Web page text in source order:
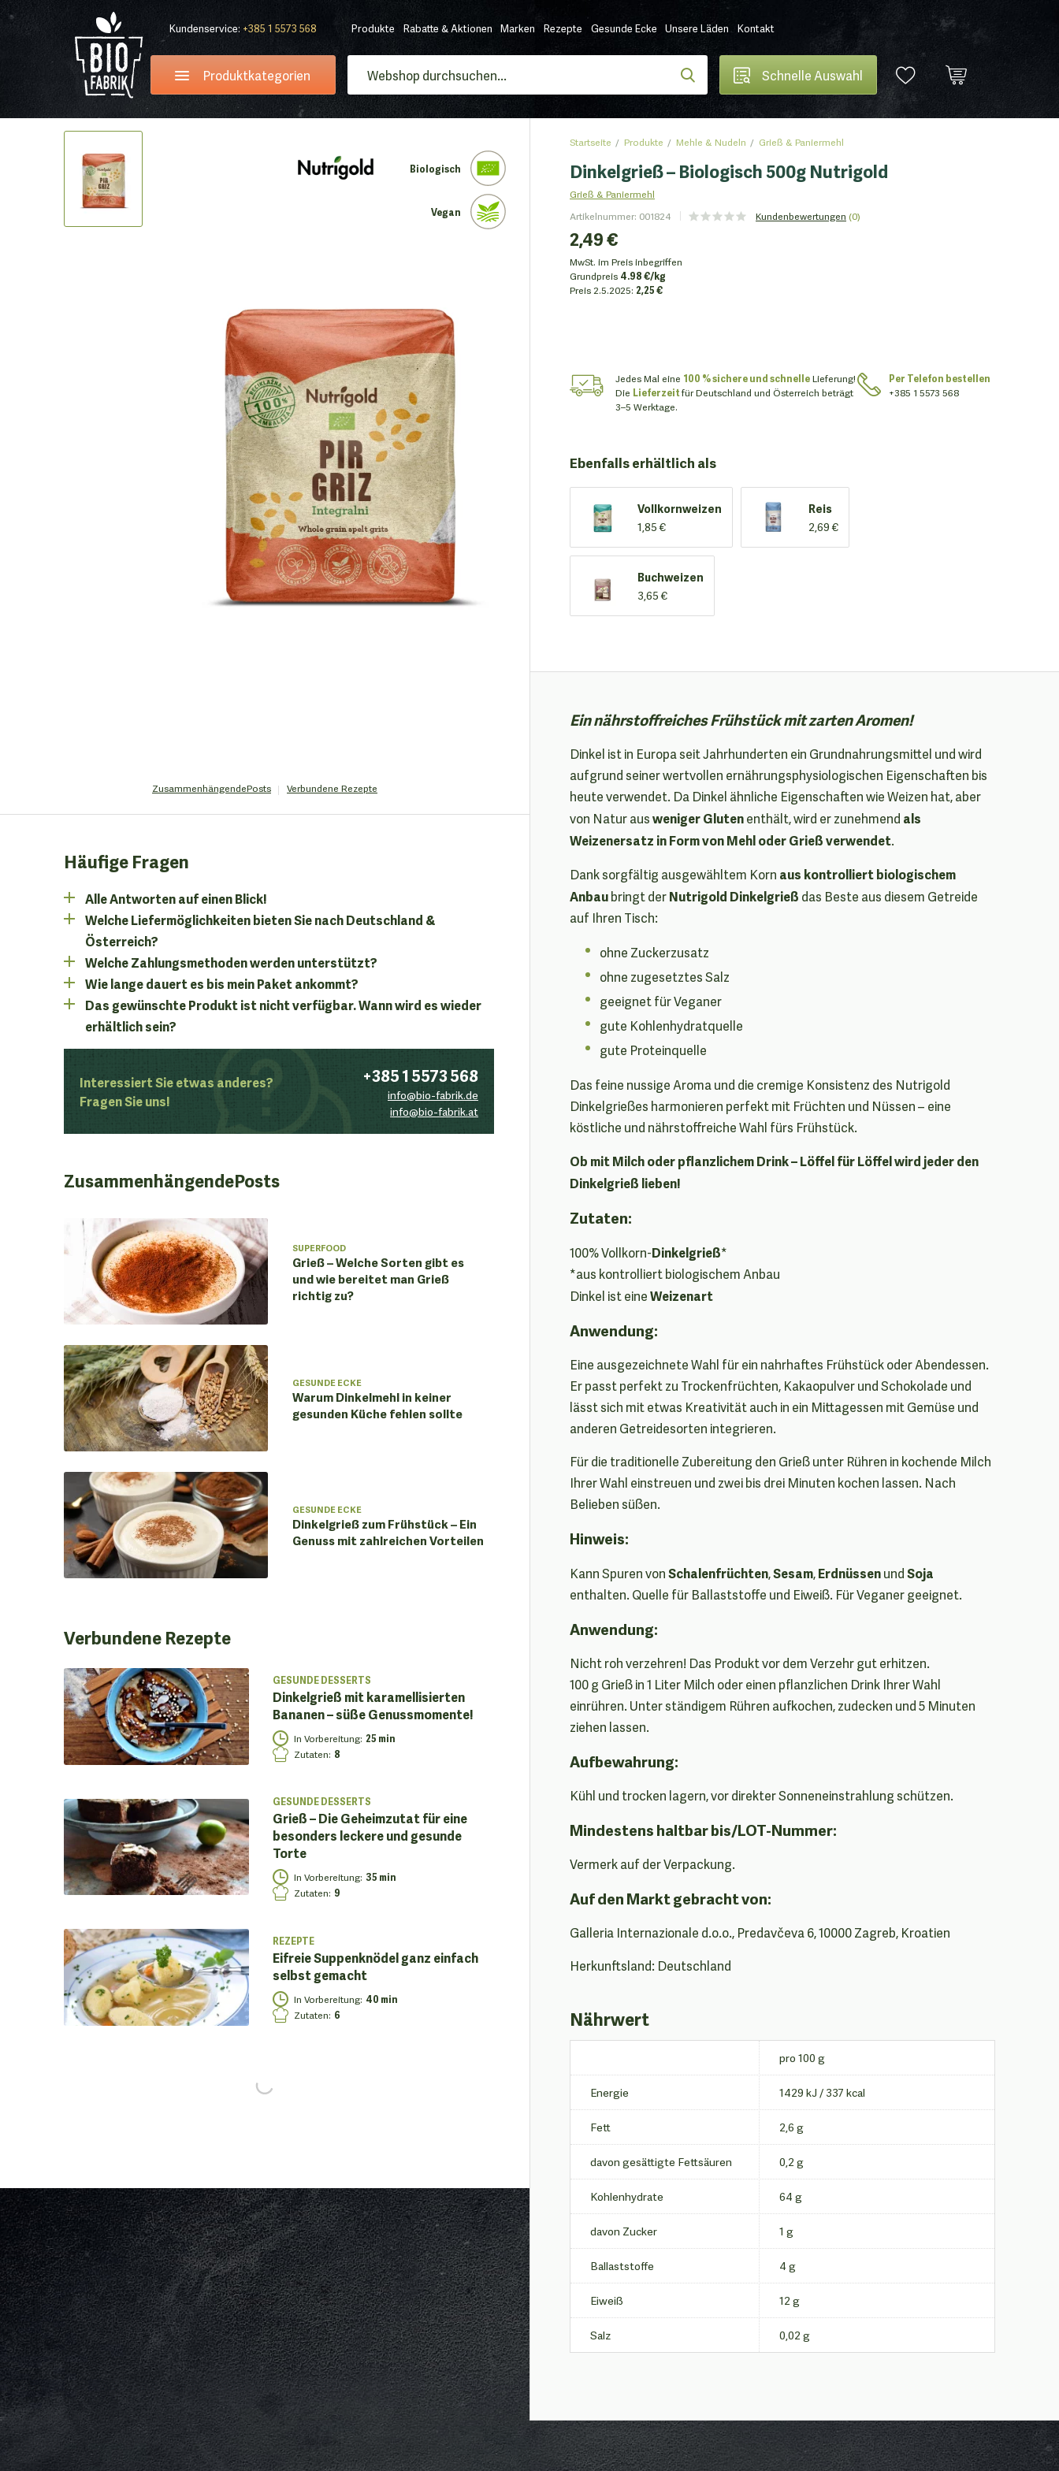
Kundenservice: +385 1 5573 568
Produktkategorien
Produkte Rabatte & Aktionen Marken Rezepte Gesunde Ecke Unsere Läden Kontakt
Schnelle Auswahl
Biologisch
Vegan
ZusammenhängendePosts Verbundene Rezepte
Häufige Fragen
Alle Antworten auf einen Blick!
Welche Liefermöglichkeiten bieten Sie nach Deutschland &
Österreich?
Welche Zahlungsmethoden werden unterstützt?
Wie lange dauert es bis mein Paket ankommt?
Das gewünschte Produkt ist nicht verfügbar. Wann wird es wieder
erhältlich sein?
Interessiert Sie etwas anderes?
Fragen Sie uns!
+385 1 5573 568
info@bio-fabrik.de
info@bio-fabrik.at
ZusammenhängendePosts
SUPERFOOD
Grieß – Welche Sorten gibt es
und wie bereitet man Grieß
richtig zu?
GESUNDE ECKE
Warum Dinkelmehl in keiner
gesunden Küche fehlen sollte
GESUNDE ECKE
Dinkelgrieß zum Frühstück – Ein
Genuss mit zahlreichen Vorteilen
VerbundeneRezepte
GESUNDE DESSERTS
Dinkelgrieß mit karamellisierten
Bananen – süße Genussmomente!
In Vorbereitung: 25 min
Zutaten: 8
GESUNDE DESSERTS
Grieß – Die Geheimzutat für eine
besonders leckere und gesunde
Torte
In Vorbereitung: 35 min
Zutaten: 9
REZEPTE
Eifreie Suppenknödel ganz einfach
selbst gemacht
In Vorbereitung: 40 min
Zutaten: 6
Startseite Produkte Mehle & Nudeln Grieß & Paniermehl
Dinkelgrieß – Biologisch 500g Nutrigold
Grieß & Paniermehl
Artikelnummer: 001824 Kundenbewertungen (0)
2,49 €
MwSt. im Preis inbegriffen
Grundpreis 4.98 €/kg
Preis 2.5.2025: 2,25 €
Jedes Mal eine 100 % sichere und schnelleLieferung!
Die Lieferzeitfür Deutschland und Österreich beträgt
3–5 Werktage.
Per Telefon bestellen
+385 1 5573 568
Ebenfalls erhältlich als
Vollkornweizen
1,85 €
Reis
2,69 €
Buchweizen
3,65 €
Ein nährstoffreiches Frühstück mit zarten Aromen!
Dinkel ist in Europa seit Jahrhunderten ein Grundnahrungsmittel und wird
aufgrund seiner wertvollen ernährungsphysiologischen Eigenschaften bis
heute verwendet. Da Dinkel ähnliche Eigenschaften wie Weizen hat, aber
von Natur ausweniger Glutenenthält, wird er zunehmend als
Weizenersatz in Form von Mehl oder Grieß verwendet.
Dank sorgfältig ausgewähltem Korn aus kontrolliert biologischem
Anbaubringt derNutrigold Dinkelgrieß das Beste aus diesem Getreide
auf Ihren Tisch:
ohne Zuckerzusatz
ohne zugesetztes Salz
geeignet für Veganer
gute Kohlenhydratquelle
gute Proteinquelle
Das feine nussige Aroma und die cremige Konsistenz des Nutrigold
Dinkelgrießes harmonieren perfekt mit Früchten und Nüssen – eine
köstliche und nährstoffreiche Wahl fürs Frühstück.
Ob mit Milch oder pflanzlichem Drink – Löffel für Löffel wird jeder den
Dinkelgrieß lieben!
Zutaten:
100% Vollkorn-Dinkelgrieß*
*aus kontrolliert biologischem Anbau
Dinkel ist eineWeizenart
Anwendung:
Eine ausgezeichnete Wahl für ein nahrhaftes Frühstück oder Abendessen.
Er passt perfekt zu Trockenfrüchten, Kakaopulver und Schokolade und
lässt sich mit etwas Kreativität auch in ein Mittagessen mit Gemüse und
anderen Getreidesorten integrieren.
Für die traditionelle Zubereitung den Grieß unter Rühren in kochende Milch
Ihrer Wahl einstreuen und zwei bis drei Minuten kochen lassen. Nach
Belieben süßen.
Hinweis:
Kann Spuren vonSchalenfrüchten,Sesam,ErdnüssenundSoja
enthalten. Quelle für Ballaststoffe und Eiweiß. Für Veganer geeignet.
Anwendung:
Nicht roh verzehren! Das Produkt vor dem Verzehr gut erhitzen.
100 g Grieß in 1 Liter Milch oder einen pflanzlichen Drink Ihrer Wahl
einrühren. Unter ständigem Rühren aufkochen, zudecken und 5 Minuten
ziehen lassen.
Aufbewahrung:
Kühl und trocken lagern, vor direkter Sonneneinstrahlung schützen.
Mindestens haltbar bis/LOT-Nummer:
Vermerk auf der Verpackung.
Auf den Markt gebracht von:
Galleria Internazionale d.o.o., Predavčeva 6, 10000 Zagreb, Kroatien
Herkunftsland: Deutschland
Nährwert
pro 100 g
Energie 1429 kJ / 337 kcal
Fett 2,6 g
davon gesättigte Fettsäuren 0,2 g
Kohlenhydrate 64 g
davon Zucker 1 g
Ballaststoffe 4 g
Eiweiß 12 g
Salz 0,02 g